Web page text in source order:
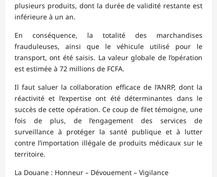
plusieurs produits, dont la durée de validité restante est
inférieure à un an.
En conséquence, la totalité des marchandises
frauduleuses, ainsi que le véhicule utilisé pour le
transport, ont été saisis. La valeur globale de l’opération
est estimée à 72 millions de FCFA.
Il faut saluer la collaboration efficace de l’ANRP, dont la
réactivité et l’expertise ont été déterminantes dans le
succès de cette opération. Ce coup de filet témoigne, une
fois de plus, de l’engagement des services de
surveillance à protéger la santé publique et à lutter
contre l’importation illégale de produits médicaux sur le
territoire.
La Douane : Honneur – Dévouement – Vigilance